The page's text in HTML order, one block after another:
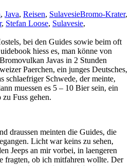
, Java, Reisen, SulavesieBromo-Krater,
, Stefan Loose, Sulavesie,
bei den Guides sowie beim oft
hiess es, man könne von
Javas in 2 Stunden
Paerchen, ein junges Deutsches,
schlaefriger Schwede, der meinte,
muessen es 5 – 10 Bier sein, ein
Fuss gehen.
draussen meinten die Guides, die
Licht war keins zu sehen,
Jeeps an mir vorbei, in laengeren
fragten, ob ich mitfahren wollte. Der